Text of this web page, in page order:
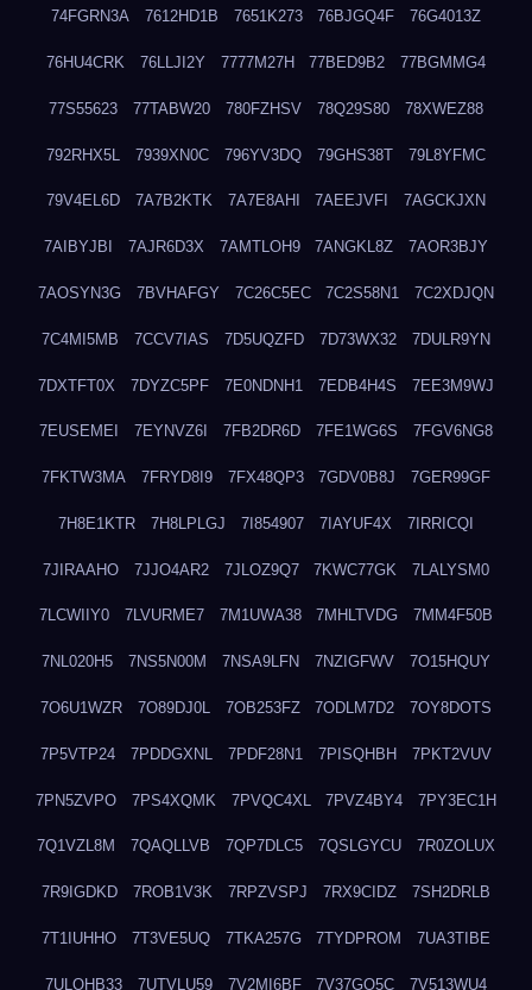
74FGRN3A 7612HD1B 7651K273 76BJGQ4F 76G4013Z
76HU4CRK 76LLJI2Y 7777M27H 77BED9B2 77BGMMG4
77S55623 77TABW20 780FZHSV 78Q29S80 78XWEZ88
792RHX5L 7939XN0C 796YV3DQ 79GHS38T 79L8YFMC
79V4EL6D 7A7B2KTK 7A7E8AHI 7AEEJVFI 7AGCKJXN
7AIBYJBI 7AJR6D3X 7AMTLOH9 7ANGKL8Z 7AOR3BJY
7AOSYN3G 7BVHAFGY 7C26C5EC 7C2S58N1 7C2XDJQN
7C4MI5MB 7CCV7IAS 7D5UQZFD 7D73WX32 7DULR9YN
7DXTFT0X 7DYZC5PF 7E0NDNH1 7EDB4H4S 7EE3M9WJ
7EUSEMEI 7EYNVZ6I 7FB2DR6D 7FE1WG6S 7FGV6NG8
7FKTW3MA 7FRYD8I9 7FX48QP3 7GDV0B8J 7GER99GF
7H8E1KTR 7H8LPLGJ 7I854907 7IAYUF4X 7IRRICQI
7JIRAAHO 7JJO4AR2 7JLOZ9Q7 7KWC77GK 7LALYSM0
7LCWIIY0 7LVURME7 7M1UWA38 7MHLTVDG 7MM4F50B
7NL020H5 7NS5N00M 7NSA9LFN 7NZIGFWV 7O15HQUY
7O6U1WZR 7O89DJ0L 7OB253FZ 7ODLM7D2 7OY8DOTS
7P5VTP24 7PDDGXNL 7PDF28N1 7PISQHBH 7PKT2VUV
7PN5ZVPO 7PS4XQMK 7PVQC4XL 7PVZ4BY4 7PY3EC1H
7Q1VZL8M 7QAQLLVB 7QP7DLC5 7QSLGYCU 7R0ZOLUX
7R9IGDKD 7ROB1V3K 7RPZVSPJ 7RX9CIDZ 7SH2DRLB
7T1IUHHO 7T3VE5UQ 7TKA257G 7TYDPROM 7UA3TIBE
7ULOHB33 7UTVLU59 7V2MI6BF 7V37GO5C 7V513WU4